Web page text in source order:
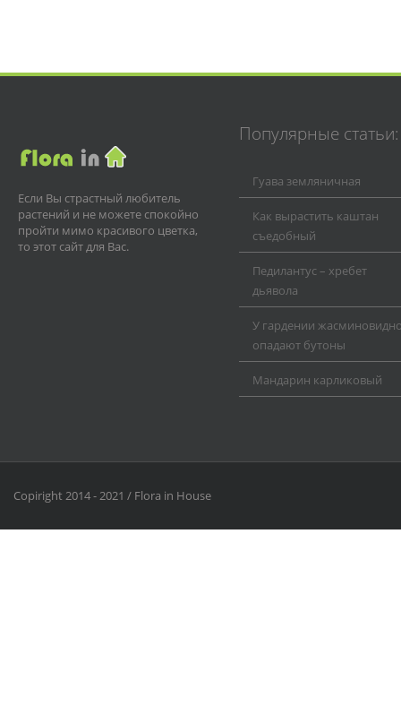
Популярные статьи:
Гуава земляничная
Как вырастить каштан
съедобный
Педилантус – хребет
дьявола
У гардении
опадают бутоны
Мандарин карликовый
Если Вы страстный любитель
растений и не можете спокойно
пройти мимо красивого цветка,
то этот сайт для Вас.
Copiright 2014 - 2021 / Flora in House